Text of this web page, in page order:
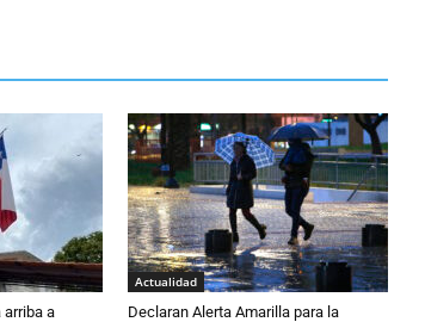
arriba a
Actualidad
Declaran Alerta Amarilla para la